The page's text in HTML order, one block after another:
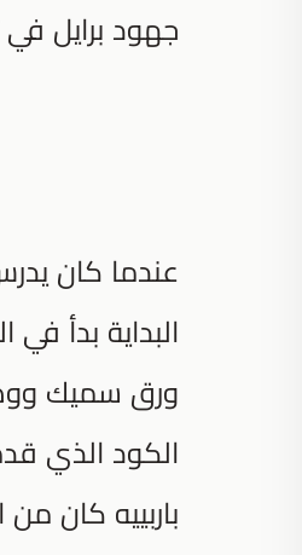
جهود برايل في
عندما كان
البداية بدأ
الكود الذي
باربييه كان